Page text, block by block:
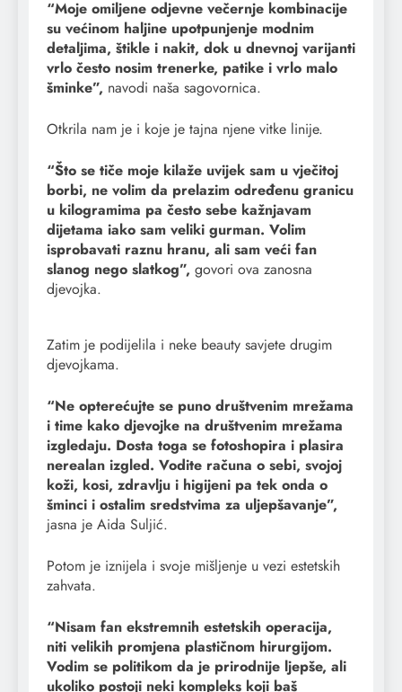
“Moje omiljene odjevne večernje kombinacije
su većinom haljine upotpunjenje modnim
detaljima, štikle i nakit, dok u dnevnoj varijanti
vrlo često nosim trenerke, patike i vrlo malo
šminke”, navodi naša sagovornica.
Otkrila nam je i koje je tajna njene vitke linije.
“Što se tiče moje kilaže uvijek sam u vječitoj
borbi, ne volim da prelazim određenu granicu
u kilogramima pa često sebe kažnjavam
dijetama iako sam veliki gurman. Volim
isprobavati raznu hranu, ali sam veći fan
slanog nego slatkog”, govori ova zanosna
djevojka.
Zatim je podijelila i neke beauty savjete drugim
djevojkama.
“Ne opterećujte se puno društvenim mrežama
i time kako djevojke na društvenim mrežama
izgledaju. Dosta toga se fotoshopira i plasira
nerealan izgled. Vodite računa o sebi, svojoj
koži, kosi, zdravlju i higijeni pa tek onda o
šminci i ostalim sredstvima za uljepšavanje”,
jasna je Aida Suljić.
Potom je iznijela i svoje mišljenje u vezi estetskih
zahvata.
“Nisam fan ekstremnih estetskih operacija,
niti velikih promjena plastičnom hirurgijom.
Vodim se politikom da je prirodnije ljepše, ali
ukoliko postoji neki kompleks koji baš